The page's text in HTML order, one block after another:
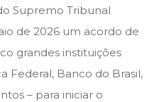
Supremo Tribunal
de 2026 um acordo de
grandes instituições
Federal, Banco do Brasil,
– para iniciar o